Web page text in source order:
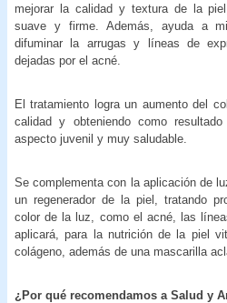
mejorar la calidad y textura de la
suave y firme. Además, ayuda a
difuminar la arrugas y líneas de
dejadas por el acné.
El tratamiento logra un aumento del
calidad y obteniendo como
aspecto juvenil y muy saludable.
Se complementa con la aplicación de
un regenerador de la piel, tratando
color de la luz, como el acné, las
aplicará, para la nutrición de la piel
colágeno, además de una mascarilla
¿Por qué recomendamos a Salud y